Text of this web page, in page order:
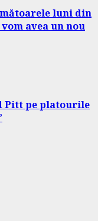
luni din
avea un nou
Pitt pe platourile